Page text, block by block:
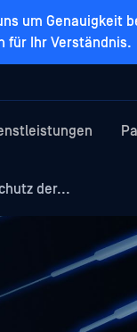
um Genauigkeit
für Ihr Verständnis.
der...